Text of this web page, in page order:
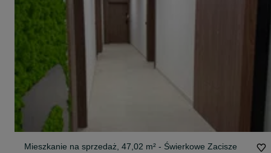
Mieszkanie na sprzedaż, 47,02 m² - Świerkowe Zacisze